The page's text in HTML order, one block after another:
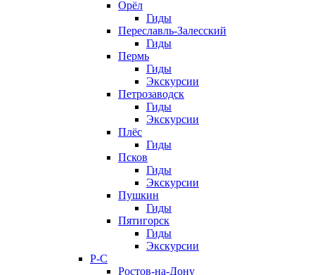
Орёл
Гиды
Переславль-Залесский
Гиды
Пермь
Гиды
Экскурсии
Петрозаводск
Гиды
Экскурсии
Плёс
Гиды
Псков
Гиды
Экскурсии
Пушкин
Гиды
Пятигорск
Гиды
Экскурсии
Р-С
Ростов-на-Дону